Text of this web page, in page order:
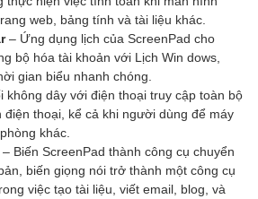
web, bảng tính và tài liệu khác.
– Ứng dụng lịch của ScreenPad cho
bộ hóa tài khoản với Lịch Win dows,
gian biểu nhanh chóng.
không dây với điện thoại truy cập toàn bộ
thoại, kể cả khi người dùng để máy
khác.
– Biến ScreenPad thành công cụ chuyển
biến giọng nói trở thành một công cụ
việc tạo tài liệu, viết email, blog, và